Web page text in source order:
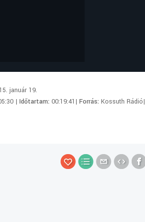
január 19.
|Időtartam:00:19:41|Forrás:Kossuth Rádió|